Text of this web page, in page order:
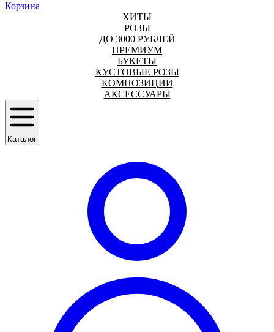
Корзина
ХИТЫ
РОЗЫ
ДО 3000 РУБЛЕЙ
ПРЕМИУМ
БУКЕТЫ
КУСТОВЫЕ РОЗЫ
КОМПОЗИЦИИ
АКСЕССУАРЫ
Каталог